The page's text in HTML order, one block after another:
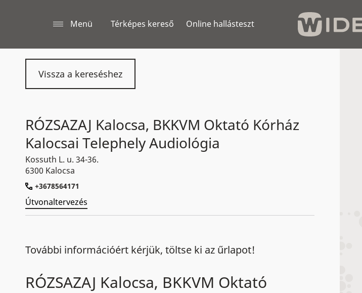
Menü Térképes kereső Online hallásteszt
Vissza a kereséshez
RÓZSAZAJ Kalocsa, BKKVM Oktató Kórház
Kalocsai Telephely Audiológia
Kossuth L. u. 34-36.
6300 Kalocsa
+3678564171
Útvonaltervezés
További információért kérjük, töltse ki az űrlapot!
RÓZSAZAJ Kalocsa, BKKVM Oktató